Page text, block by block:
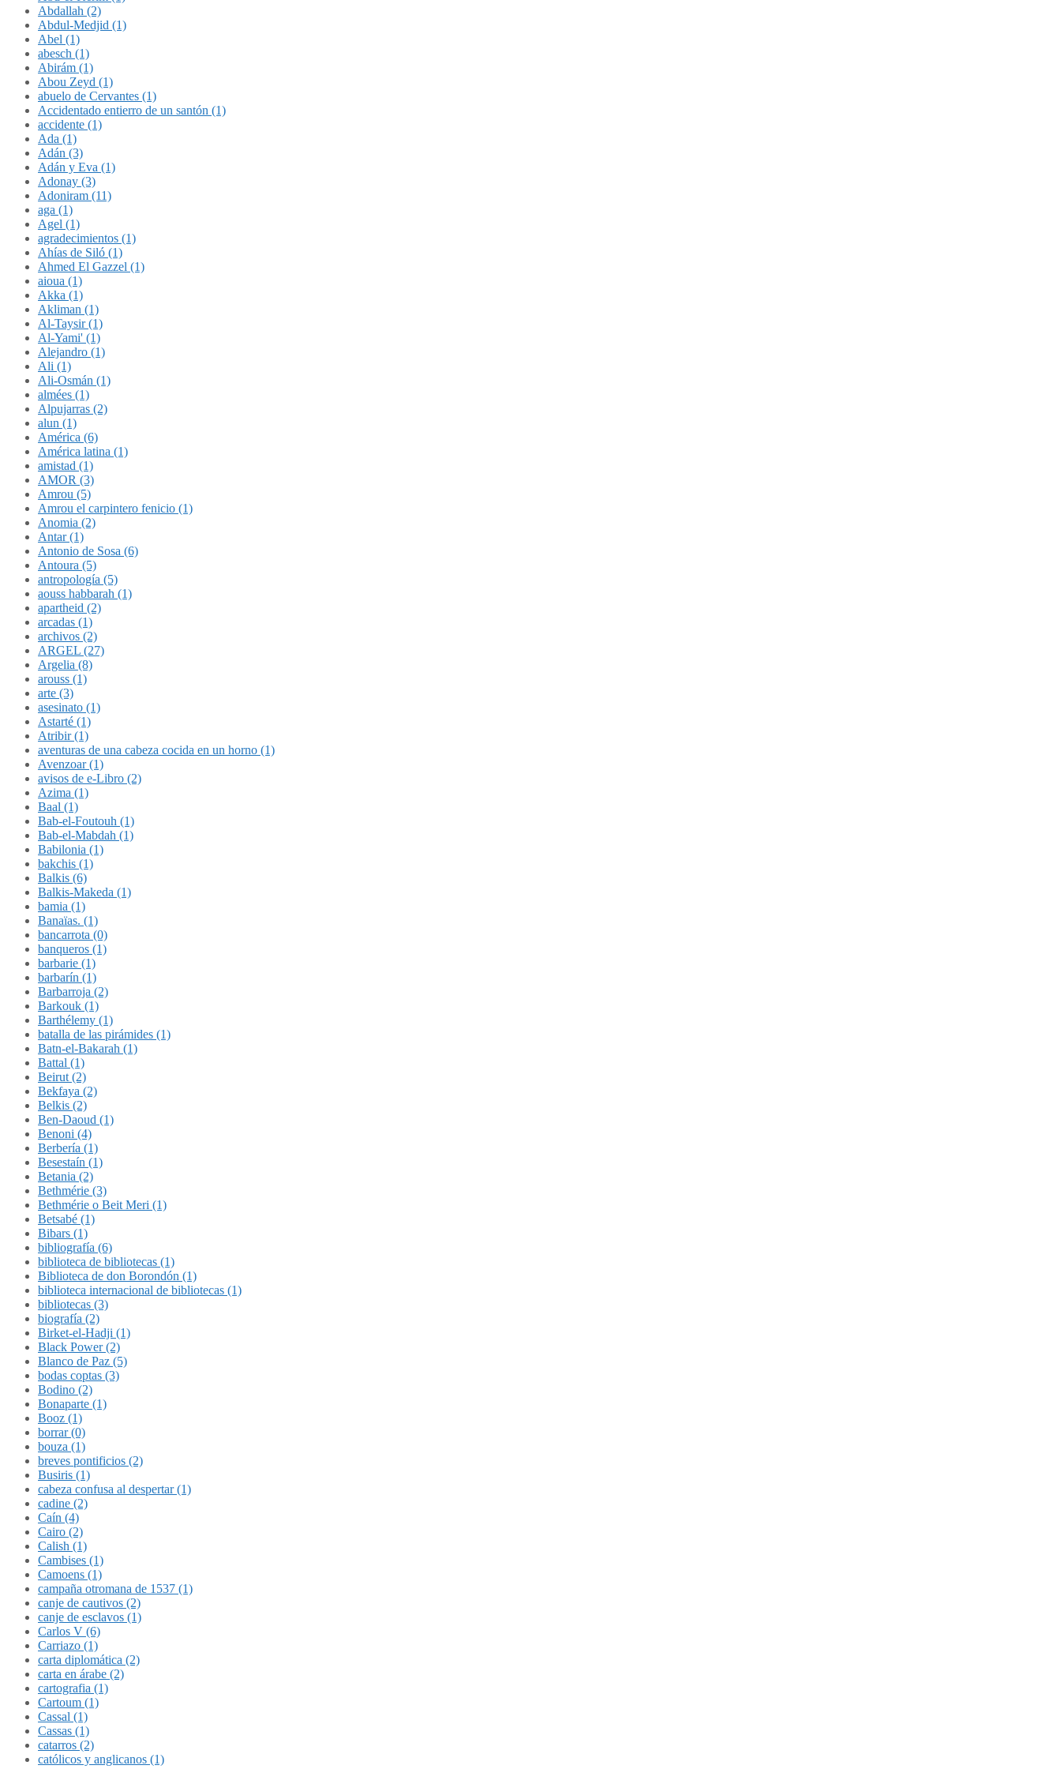
Abdallah (2)
Abdul-Medjid (1)
Abel (1)
abesch (1)
Abirám (1)
Abou Zeyd (1)
abuelo de Cervantes (1)
Accidentado entierro de un santón (1)
accidente (1)
Ada (1)
Adán (3)
Adán y Eva (1)
Adonay (3)
Adoniram (11)
aga (1)
Agel (1)
agradecimientos (1)
Ahías de Siló (1)
Ahmed El Gazzel (1)
aioua (1)
Akka (1)
Akliman (1)
Al-Taysir (1)
Al-Yami' (1)
Alejandro (1)
Ali (1)
Ali-Osmán (1)
almées (1)
Alpujarras (2)
alun (1)
América (6)
América latina (1)
amistad (1)
AMOR (3)
Amrou (5)
Amrou el carpintero fenicio (1)
Anomia (2)
Antar (1)
Antonio de Sosa (6)
Antoura (5)
antropología (5)
aouss habbarah (1)
apartheid (2)
arcadas (1)
archivos (2)
ARGEL (27)
Argelia (8)
arouss (1)
arte (3)
asesinato (1)
Astarté (1)
Atribir (1)
aventuras de una cabeza cocida en un horno (1)
Avenzoar (1)
avisos de e-Libro (2)
Azima (1)
Baal (1)
Bab-el-Foutouh (1)
Bab-el-Mabdah (1)
Babilonia (1)
bakchis (1)
Balkis (6)
Balkis-Makeda (1)
bamia (1)
Banaïas. (1)
bancarrota (0)
banqueros (1)
barbarie (1)
barbarín (1)
Barbarroja (2)
Barkouk (1)
Barthélemy (1)
batalla de las pirámides (1)
Batn-el-Bakarah (1)
Battal (1)
Beirut (2)
Bekfaya (2)
Belkis (2)
Ben-Daoud (1)
Benoni (4)
Berbería (1)
Besestaín (1)
Betania (2)
Bethmérie (3)
Bethmérie o Beit Meri (1)
Betsabé (1)
Bibars (1)
bibliografía (6)
biblioteca de bibliotecas (1)
Biblioteca de don Borondón (1)
biblioteca internacional de bibliotecas (1)
bibliotecas (3)
biografía (2)
Birket-el-Hadji (1)
Black Power (2)
Blanco de Paz (5)
bodas coptas (3)
Bodino (2)
Bonaparte (1)
Booz (1)
borrar (0)
bouza (1)
breves pontificios (2)
Busiris (1)
cabeza confusa al despertar (1)
cadine (2)
Caín (4)
Cairo (2)
Calish (1)
Cambises (1)
Camoens (1)
campaña otromana de 1537 (1)
canje de cautivos (2)
canje de esclavos (1)
Carlos V (6)
Carriazo (1)
carta diplomática (2)
carta en árabe (2)
cartografia (1)
Cartoum (1)
Cassal (1)
Cassas (1)
catarros (2)
católicos y anglicanos (1)